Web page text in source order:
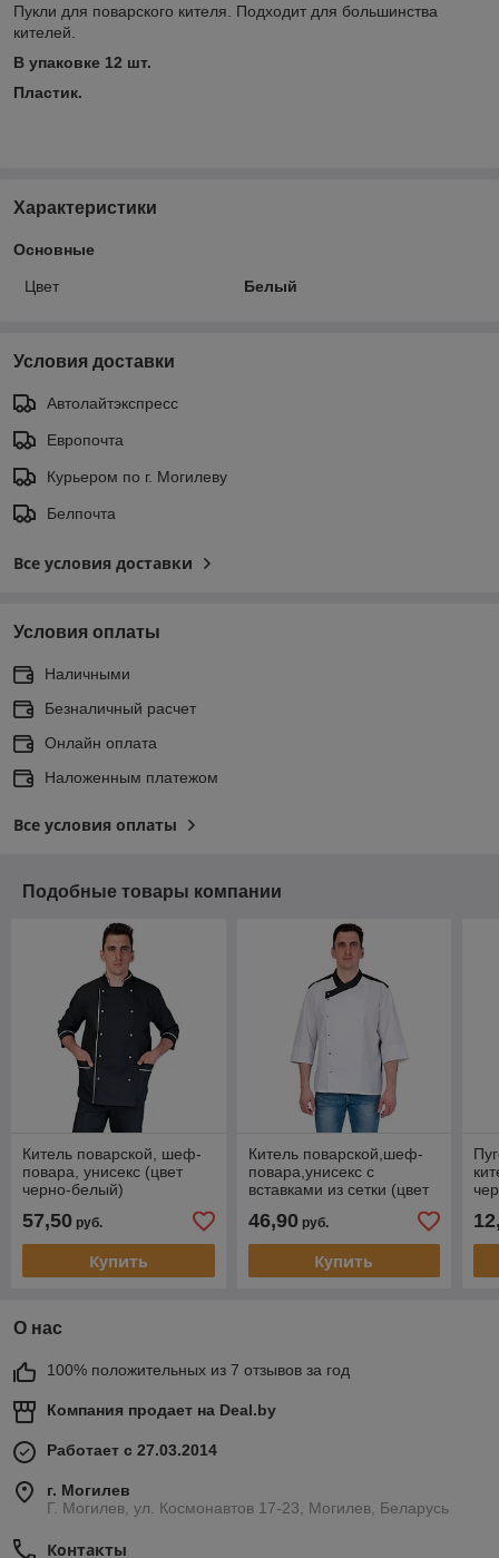
Пукли для поварского кителя. Подходит для большинства
кителей.
В упаковке 12 шт.
Пластик.
Характеристики
Основные
Цвет Белый
Условия доставки
Автолайтэкспресс
Европочта
Курьером по г. Могилеву
Белпочта
Все условия доставки
Условия оплаты
Наличными
Безналичный расчет
Онлайн оплата
Наложенным платежом
Все условия оплаты
Подобные товары компании
Китель поварской, шеф-
повара, унисекс (цвет
черно-белый)
57,50 руб.
Купить
Китель поварской,шеф-
повара,унисекс с
вставками из сетки (цвет
46,90руб.
Купить
О нас
100% положительных из 7 отзывов за год
Компания продает на Deal.by
Работает с 27.03.2014
г. Могилев
Г. Могилев, ул. Космонавтов 17-23, Могилев, Беларусь
Контакты